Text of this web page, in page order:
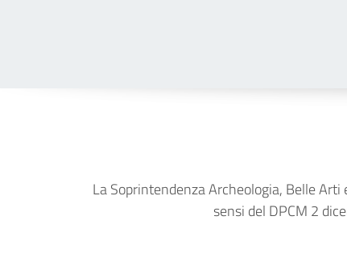
La Soprintendenza Archeologia, Belle
sensi del DPCM 2